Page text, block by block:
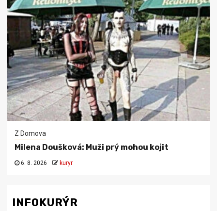
Z Domova
Milena Doušková: Muži prý mohou kojit
6. 8. 2026 kuryr
INFOKURÝR